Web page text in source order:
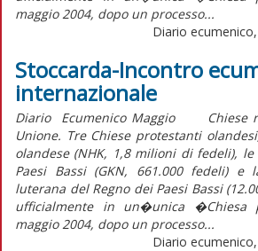
maggio 2004, dopo un processo...
Diario
Stoccarda-Incontro
internazionale
Diario Ecumenico Maggio Chiese
Unione. Tre Chiese protestanti
olandese (NHK, 1,8 milioni di fedeli),
Paesi Bassi (GKN, 661.000 fedeli) e
luterana del Regno dei Paesi Bassi
ufficialmente in un�unica
maggio 2004, dopo un processo...
Diario